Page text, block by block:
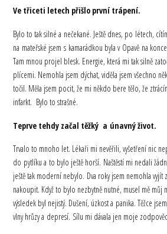
Ve třiceti letech přišlo první trápení.
Bylo to tak silné a nečekané. Ještě dnes, po létech,
na mateřské jsem s kamarádkou byla v Opavě na
Tam mnou projel blesk. Energie, která mi tak silně
plícemi. Nemohla jsem dýchat, viděla jsem všechno
točil. Měla jsem pocit, že mi někdo bere tělo, že
infarkt. Bylo to strašné.
Teprve tehdy začal těžký a únavný život.
Trvalo to mnoho let. Lékaři mi nevěřili, vyšetření nic
do pytlíku a to bylo ještě horší. Naštěstí mi nedali
ještě tak moderní nebylo. Dva roky jsem nemohla
nakoupit. Když to bylo nezbytně nutné, musel mě můj
výsledek byl nejistý. Dušení, úzkost a panika. Těžce
vlny hrůzy a depresí. Sílu mi dávala jen moje